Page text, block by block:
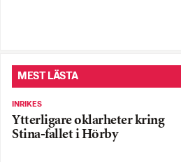
MEST LÄSTA
INRIKES
Ytterligare oklarheter kring
Stina-fallet i Hörby